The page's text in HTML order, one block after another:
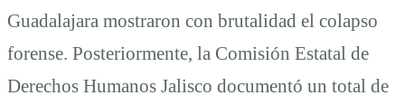
Guadalajara mostraron con brutalidad el colapso
forense. Posteriormente, la Comisión Estatal de
Derechos Humanos Jalisco documentó un total de